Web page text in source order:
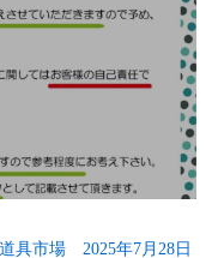
具市場 2025年7月28日